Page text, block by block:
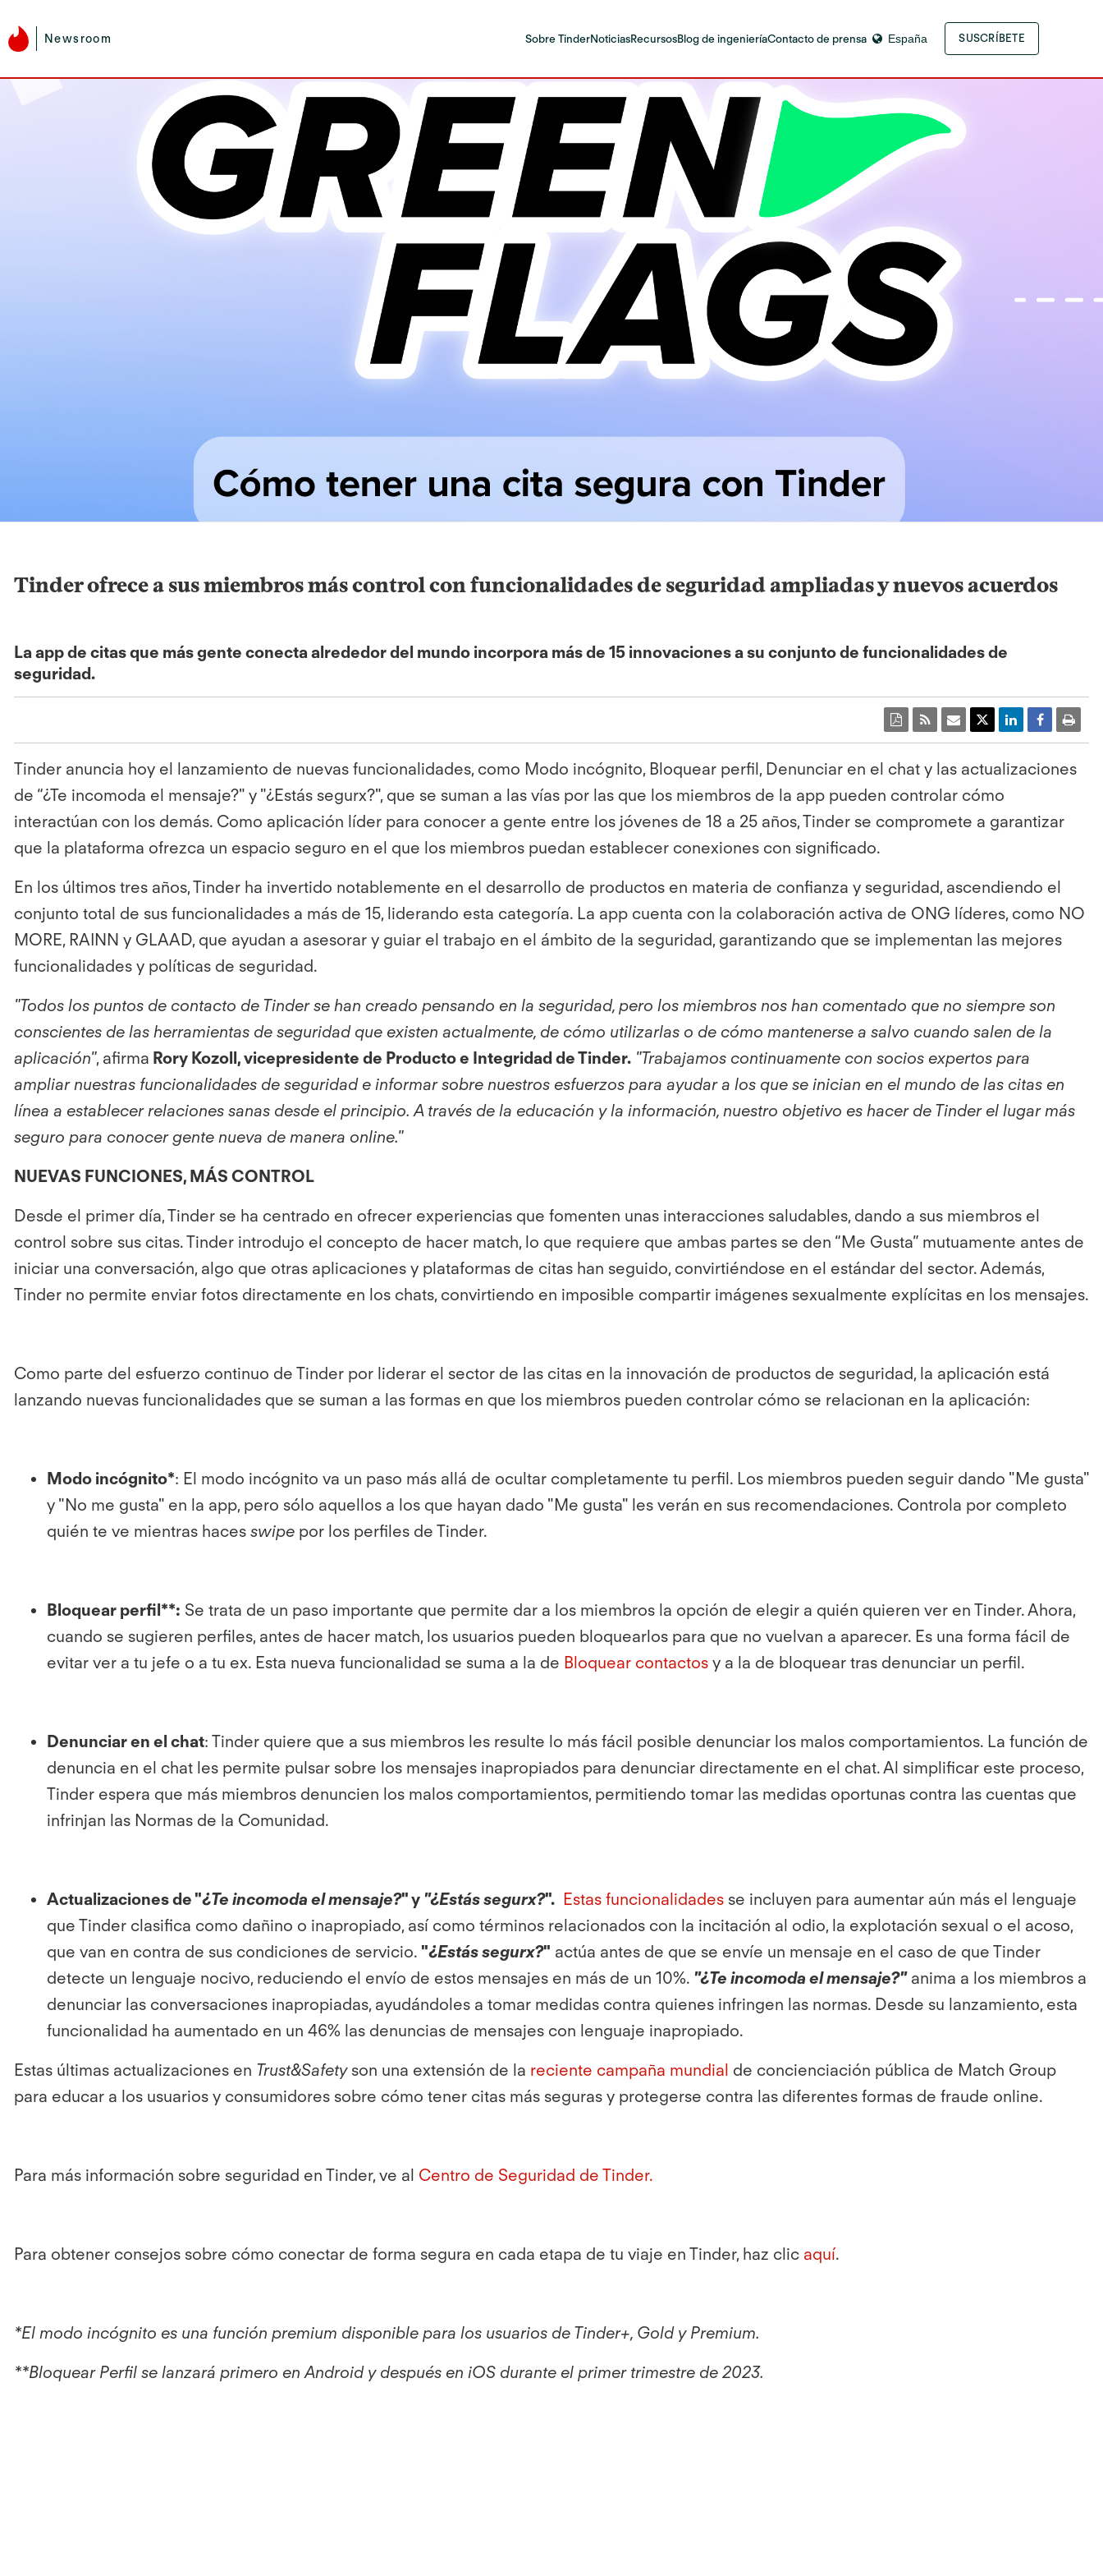
Newsroom Sobre TinderNoticiasRecursosBlog de ingenieríaContacto de prensa España SUSCRÍBETE
Tinder ofrece a sus miembros más control con funcionalidades de seguridad ampliadas y nuevos acuerdos
La app de citas que más gente conecta alrededor del mundo incorpora más de 15 innovaciones a su conjunto de funcionalidades de
seguridad.
Tinder anuncia hoy el lanzamiento de nuevas funcionalidades, como Modo incógnito, Bloquear perfil, Denunciar en el chat y las actualizaciones
de “¿Te incomoda el mensaje?" y "¿Estás segurx?", que se suman a las vías por las que los miembros de la app pueden controlar cómo
interactúan con los demás. Como aplicación líder para conocer a gente entre los jóvenes de 18 a 25 años, Tinder se compromete a garantizar
que la plataforma ofrezca un espacio seguro en el que los miembros puedan establecer conexiones con significado.
En los últimos tres años, Tinder ha invertido notablemente en el desarrollo de productos en materia de confianza y seguridad, ascendiendo el
conjunto total de sus funcionalidades a más de 15, liderando esta categoría. La app cuenta con la colaboración activa de ONG líderes, como NO
MORE, RAINN y GLAAD, que ayudan a asesorar y guiar el trabajo en el ámbito de la seguridad, garantizando que se implementan las mejores
funcionalidades y políticas de seguridad.
"Todos los puntos de contacto de Tinder se han creado pensando en la seguridad, pero los miembros nos han comentado que no siempre son
conscientes de las herramientas de seguridad que existen actualmente, de cómo utilizarlas o de cómo mantenerse a salvo cuando salen de la
aplicación", afirma Rory Kozoll, vicepresidente de Producto e Integridad de Tinder. "Trabajamos continuamente con socios expertos para
ampliar nuestras funcionalidades de seguridad e informar sobre nuestros esfuerzos para ayudar a los que se inician en el mundo de las citas en
línea a establecer relaciones sanas desde el principio. A través de la educación y la información, nuestro objetivo es hacer de Tinder el lugar más
seguro para conocer gente nueva de manera online."
NUEVAS FUNCIONES, MÁS CONTROL
Desde el primer día, Tinder se ha centrado en ofrecer experiencias que fomenten unas interacciones saludables, dando a sus miembros el
control sobre sus citas. Tinder introdujo el concepto de hacer match, lo que requiere que ambas partes se den “Me Gusta” mutuamente antes de
iniciar una conversación, algo que otras aplicaciones y plataformas de citas han seguido, convirtiéndose en el estándar del sector. Además,
Tinder no permite enviar fotos directamente en los chats, convirtiendo en imposible compartir imágenes sexualmente explícitas en los mensajes.
Como parte del esfuerzo continuo de Tinder por liderar el sector de las citas en la innovación de productos de seguridad, la aplicación está
lanzando nuevas funcionalidades que se suman a las formas en que los miembros pueden controlar cómo se relacionan en la aplicación:
Modo incógnito*: El modo incógnito va un paso más allá de ocultar completamente tu perfil. Los miembros pueden seguir dando "Me gusta"
y "No me gusta" en la app, pero sólo aquellos a los que hayan dado "Me gusta" les verán en sus recomendaciones. Controla por completo
quién te ve mientras haces swipe por los perfiles de Tinder.
Bloquear perfil**: Se trata de un paso importante que permite dar a los miembros la opción de elegir a quién quieren ver en Tinder. Ahora,
cuando se sugieren perfiles, antes de hacer match, los usuarios pueden bloquearlos para que no vuelvan a aparecer. Es una forma fácil de
evitar ver a tu jefe o a tu ex. Esta nueva funcionalidad se suma a la de Bloquear contactos y a la de bloquear tras denunciar un perfil.
Denunciar en el chat: Tinder quiere que a sus miembros les resulte lo más fácil posible denunciar los malos comportamientos. La función de
denuncia en el chat les permite pulsar sobre los mensajes inapropiados para denunciar directamente en el chat. Al simplificar este proceso,
Tinder espera que más miembros denuncien los malos comportamientos, permitiendo tomar las medidas oportunas contra las cuentas que
infrinjan las Normas de la Comunidad.
Actualizaciones de "¿Te incomoda el mensaje?" y "¿Estás segurx?". Estas funcionalidades se incluyen para aumentar aún más el lenguaje
que Tinder clasifica como dañino o inapropiado, así como términos relacionados con la incitación al odio, la explotación sexual o el acoso,
que van en contra de sus condiciones de servicio. "¿Estás segurx?" actúa antes de que se envíe un mensaje en el caso de que Tinder
detecte un lenguaje nocivo, reduciendo el envío de estos mensajes en más de un 10%. "¿Te incomoda el mensaje?"anima a los miembros a
denunciar las conversaciones inapropiadas, ayudándoles a tomar medidas contra quienes infringen las normas. Desde su lanzamiento, esta
funcionalidad ha aumentado en un 46% las denuncias de mensajes con lenguaje inapropiado.
Estas últimas actualizaciones en Trust&Safety son una extensión de la reciente campaña mundial de concienciación pública de Match Group
para educar a los usuarios y consumidores sobre cómo tener citas más seguras y protegerse contra las diferentes formas de fraude online.
Para más información sobre seguridad en Tinder, ve al Centro de Seguridad de Tinder.
Para obtener consejos sobre cómo conectar de forma segura en cada etapa de tu viaje en Tinder, haz clic aquí.
*El modo incógnito es una función premium disponible para los usuarios de Tinder+, Gold y Premium.
**Bloquear Perfil se lanzará primero en Android y después en iOS durante el primer trimestre de 2023.